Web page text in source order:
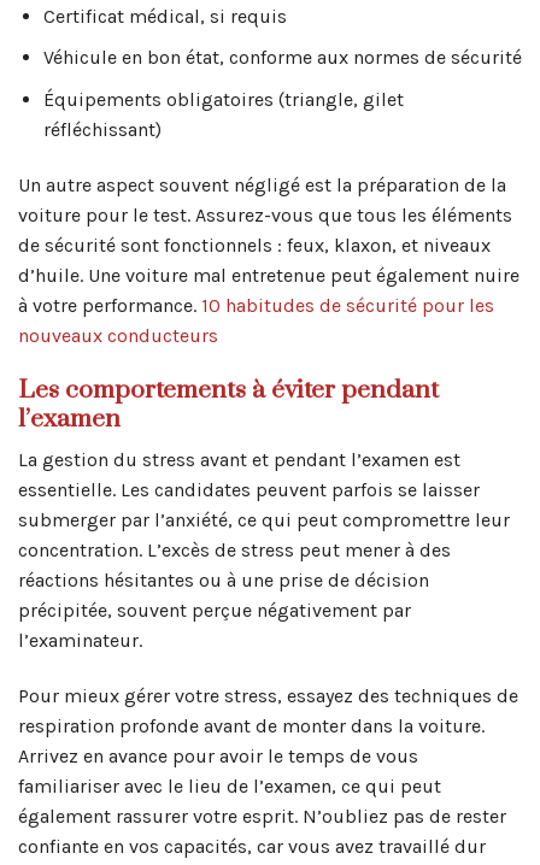
Certificat médical, si requis
Véhicule en bon état, conforme aux normes de sécurité
Équipements obligatoires (triangle, gilet
réfléchissant)
Un autre aspect souvent négligé est la préparation de la
voiture pour le test. Assurez-vous que tous les éléments
de sécurité sont fonctionnels : feux, klaxon, et niveaux
d’huile. Une voiture mal entretenue peut également nuire
à votre performance. 10 habitudes de sécurité pour les
nouveaux conducteurs
Les comportements à éviter pendant
l’examen
La gestion du stress avant et pendant l’examen est
essentielle. Les candidates peuvent parfois se laisser
submerger par l’anxiété, ce qui peut compromettre leur
concentration. L’excès de stress peut mener à des
réactions hésitantes ou à une prise de décision
précipitée, souvent perçue négativement par
l’examinateur.
Pour mieux gérer votre stress, essayez des techniques de
respiration profonde avant de monter dans la voiture.
Arrivez en avance pour avoir le temps de vous
familiariser avec le lieu de l’examen, ce qui peut
également rassurer votre esprit. N’oubliez pas de rester
confiante en vos capacités, car vous avez travaillé dur